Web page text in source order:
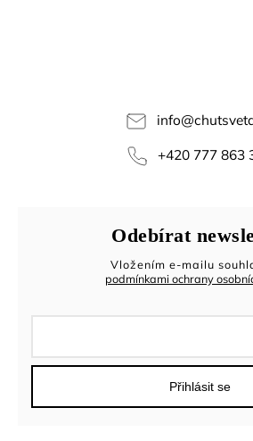
info@
+420 777 863
Odebírat
Vložením e-mailu
podmínkami ochrany
Přihlásit se